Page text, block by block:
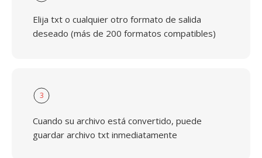
Elija txt o cualquier otro formato de salida
deseado (más de 200 formatos compatibles)
3
Cuando su archivo está convertido, puede
guardar archivo txt inmediatamente